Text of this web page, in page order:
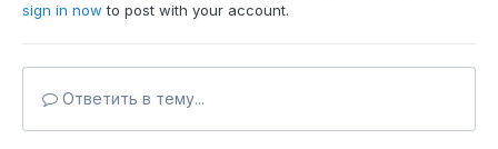
sign in now to post with your account.
Ответить в тему...